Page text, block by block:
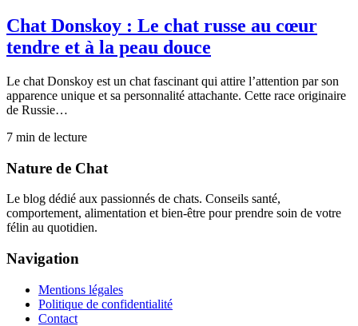
Chat Donskoy : Le chat russe au cœur
tendre et à la peau douce
Le chat Donskoy est un chat fascinant qui attire l’attention par son
apparence unique et sa personnalité attachante. Cette race originaire
de Russie…
7 min de lecture
Nature de Chat
Le blog dédié aux passionnés de chats. Conseils santé,
comportement, alimentation et bien-être pour prendre soin de votre
félin au quotidien.
Navigation
Mentions légales
Politique de confidentialité
Contact